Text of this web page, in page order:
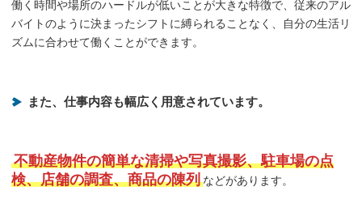
働く時間や場所のハードルが低いことが大きな特徴で、従来のアル
バイトのように決まったシフトに縛られることなく、自分の生活リ
ズムに合わせて働くことができます。
また、仕事内容も幅広く用意されています。
不動産物件の簡単な清掃や写真撮影、駐車場の点
検、店舗の調査、商品の陳列などがあります。